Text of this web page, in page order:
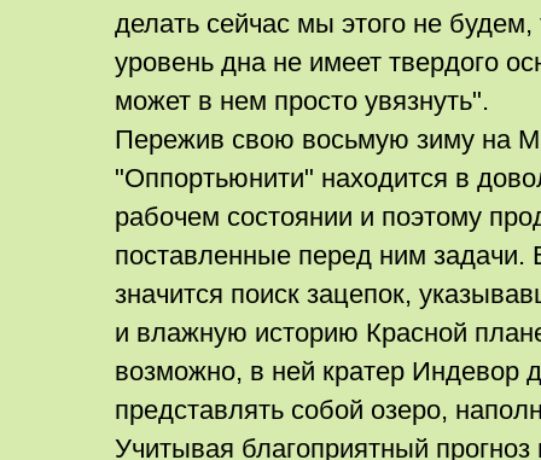
делать сейчас мы этого не будем,
уровень дна не имеет твердого
может в нем просто увязнуть".
Пережив свою восьмую зиму на
"Оппортьюнити" находится в
рабочем состоянии и поэтому
поставленные перед ним задачи.
значится поиск зацепок,
и влажную историю Красной
возможно, в ней кратер Индевор
представлять собой озеро,
Учитывая благоприятный